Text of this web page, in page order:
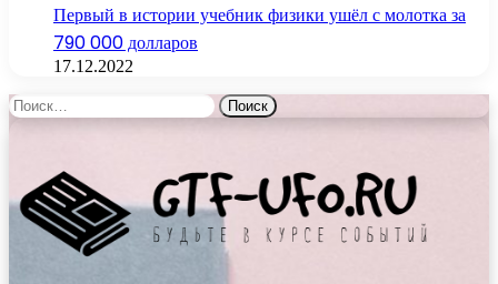
Первый в истории учебник физики ушёл с молотка за
790 000 долларов
17.12.2022
Найти: